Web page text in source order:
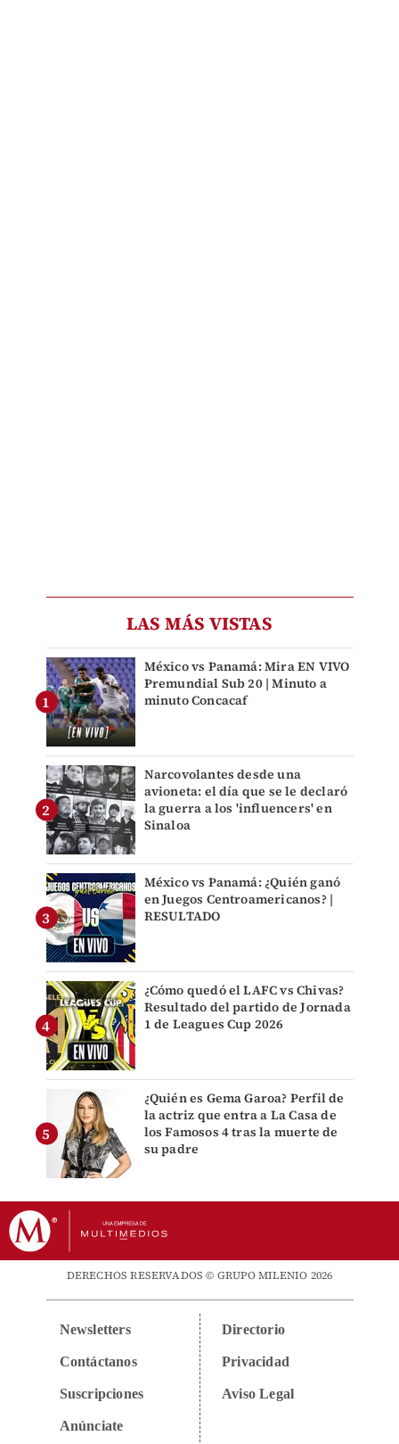
LAS MÁS VISTAS
México vs Panamá: Mira EN VIVO
Premundial Sub 20 | Minuto a
minuto Concacaf
Narcovolantes desde una
avioneta: el día que se le declaró
la guerra a los 'influencers' en
Sinaloa
México vs Panamá: ¿Quién ganó
en Juegos Centroamericanos? |
RESULTADO
¿Cómo quedó el LAFC vs Chivas?
Resultado del partido de Jornada
1 de Leagues Cup 2026
¿Quién es Gema Garoa? Perfil de
la actriz que entra a La Casa de
los Famosos 4 tras la muerte de
su padre
DERECHOS RESERVADOS © GRUPO MILENIO 2026
Newsletters
Contáctanos
Suscripciones
Anúnciate
Directorio
Privacidad
Aviso Legal